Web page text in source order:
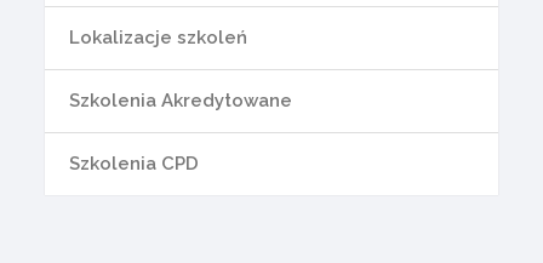
Lokalizacje szkoleń
Szkolenia Akredytowane
Szkolenia CPD